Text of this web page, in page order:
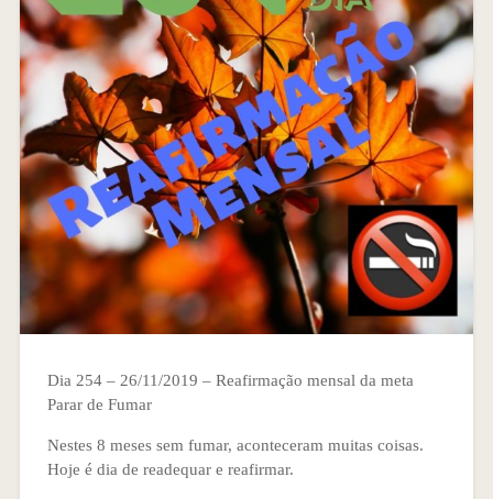
Dia 254 – 26/11/2019 – Reafirmação mensal da meta
Parar de Fumar
Nestes 8 meses sem fumar, aconteceram muitas coisas.
Hoje é dia de readequar e reafirmar.